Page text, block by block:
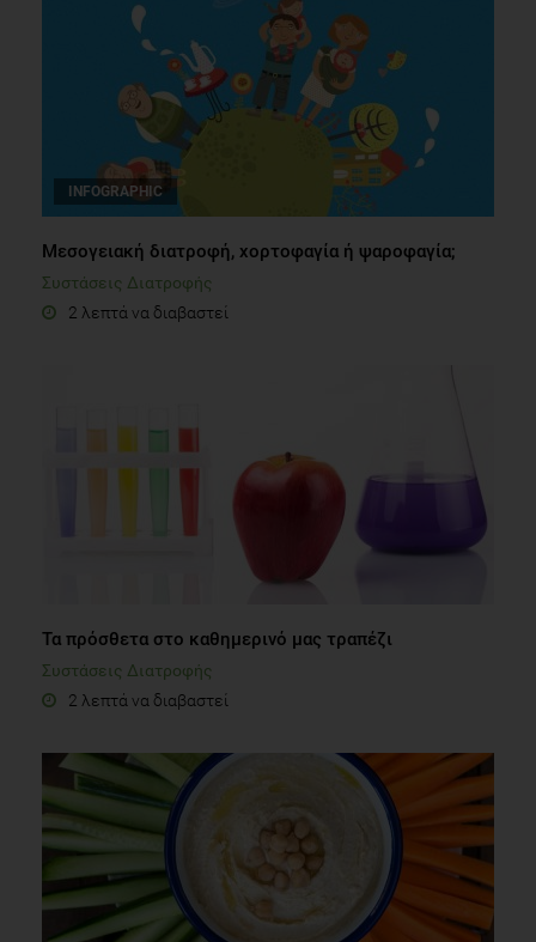
INFOGRAPHIC
Μεσογειακή διατροφή, χορτοφαγία ή ψαροφαγία;
Συστάσεις Διατροφής
2 λεπτά να διαβαστεί
Τα πρόσθετα στο καθημερινό μας τραπέζι
Συστάσεις Διατροφής
2 λεπτά να διαβαστεί